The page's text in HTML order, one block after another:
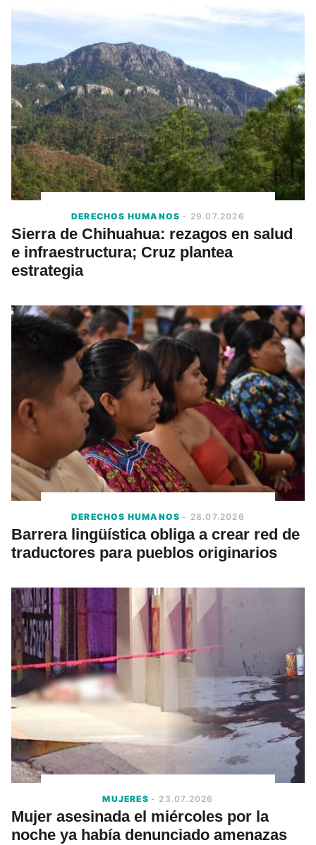
DERECHOS HUMANOS - 29.07.2026
Sierra de Chihuahua: rezagos en salud
e infraestructura; Cruz plantea
estrategia
DERECHOS HUMANOS - 28.07.2026
Barrera lingüística obliga a crear red de
traductores para pueblos originarios
MUJERES - 23.07.2026
Mujer asesinada el miércoles por la
noche ya había denunciado amenazas